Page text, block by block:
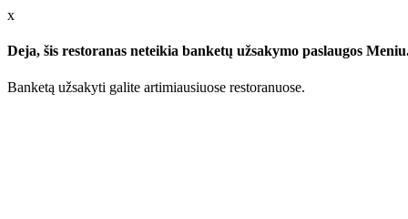
x
Deja, šis restoranas neteikia banketų užsakymo paslaugos
Banketą užsakyti galite artimiausiuose restoranuose.